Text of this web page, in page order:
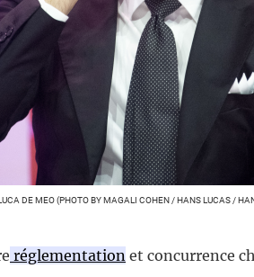
DE MEO (PHOTO BY MAGALI COHEN / HANS LUCAS /
réglementation et concurrence